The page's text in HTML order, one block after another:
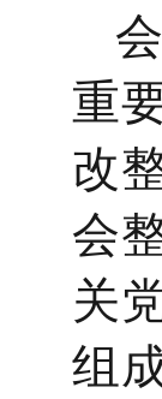
重
改
会
关
组